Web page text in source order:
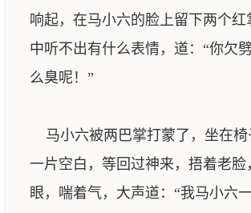
响起，在马小六的脸上留下两个红
中听不出有什么表情，道：“你欠
么臭呢！”
马小六被两巴掌打蒙了，坐在椅
一片空白，等回过神来，捂着老脸
眼，喘着气，大声道：“我马小六